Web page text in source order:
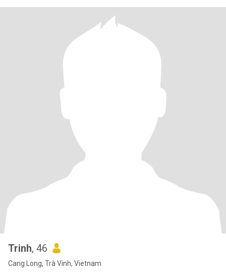
Trinh, 46
Cang Long, Trà Vinh, Vietnam